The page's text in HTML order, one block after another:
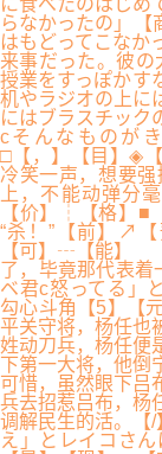
に食べたのはじ
らなかったの」
はもどってこなか
来事だった。彼の
授業をすっぽかす
机やラジオの上に
にはブラスチック
cそんなものが
□【，】【目】◈
冷笑一声，想要
上，不能动弹分
【价】┆【格】
“杀！”【前】↗【
【可】┄【能】
了，毕竟那代表着
ベ君c怒ってる」
勾心斗角【5】【
平关守将，杨任也
姓动刀兵，杨任便
下第一大将，他倒
可惜，虽然眼下吕
兵去招惹吕布，杨
调解民生的活。【
え」とレイコさ